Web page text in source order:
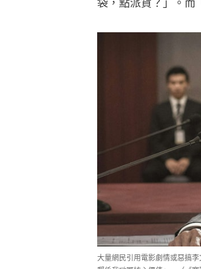
袋，點派貨？」。而
大量網民引用電影劇情或惡搞